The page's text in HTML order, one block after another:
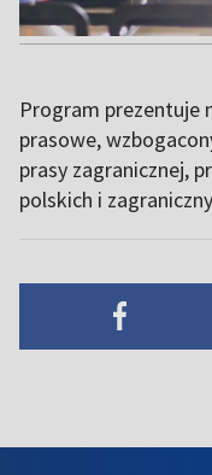
Program prezentuje
prasowe,
prasy zagranicznej,
polskich i